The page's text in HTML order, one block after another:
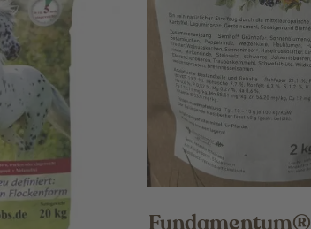
Fundamentum®